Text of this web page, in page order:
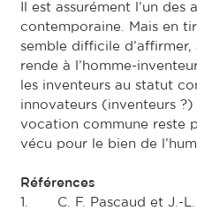
Il est assurément l’un
contemporaine. Mais en
semble difficile
rende à l’homme-
les inventeurs au statut
innovateurs (inventeurs
vocation commune reste
vécu pour le bien de
Références
1. C. F. Pascaud et J.-